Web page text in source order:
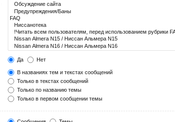
Да Нет
В названиях тем и текстах сообщений
Только в текстах сообщений
Только по названию темы
Только в первом сообщении темы